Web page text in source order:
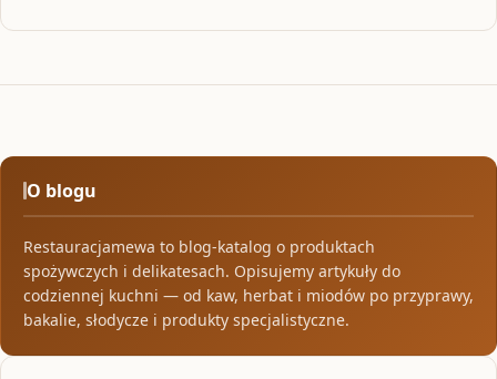
O blogu
Restauracjamewa to blog-katalog o produktach
spożywczych i delikatesach. Opisujemy artykuły do
codziennej kuchni — od kaw, herbat i miodów po przyprawy,
bakalie, słodycze i produkty specjalistyczne.